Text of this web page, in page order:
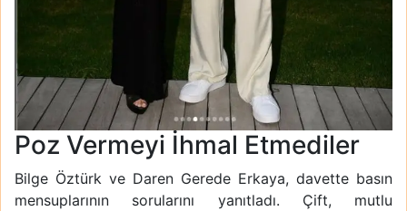
Poz Vermeyi İhmal Etmediler
Bilge Öztürk ve Daren Gerede Erkaya, davette basın
mensuplarının sorularını yanıtladı. Çift, mutlu